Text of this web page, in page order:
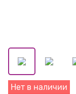
Нет в наличии